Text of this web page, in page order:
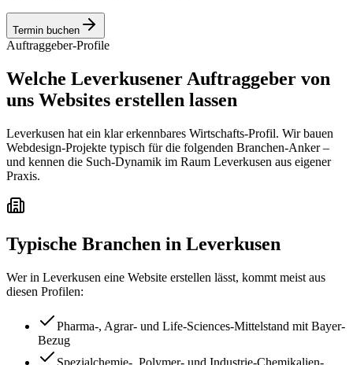
Termin buchen
Auftraggeber-Profile
Welche Leverkusener Auftraggeber von
uns Websites erstellen lassen
Leverkusen hat ein klar erkennbares Wirtschafts-Profil. Wir bauen
Webdesign-Projekte typisch für die folgenden Branchen-Anker –
und kennen die Such-Dynamik im Raum Leverkusen aus eigener
Praxis.
Typische Branchen in Leverkusen
Wer in Leverkusen eine Website erstellen lässt, kommt meist aus
diesen Profilen:
Pharma-, Agrar- und Life-Sciences-Mittelstand mit Bayer-
Bezug
Spezialchemie-, Polymer- und Industrie-Chemikalien-